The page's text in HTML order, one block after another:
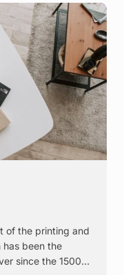
of the printing and
been the
since the 1500s,